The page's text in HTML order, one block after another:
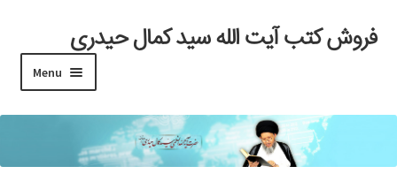
Skip
to
Skip
to
فروش کتب آیت الله سید کمال حیدری
Menu
خانه
#97 (بدون عنوان)